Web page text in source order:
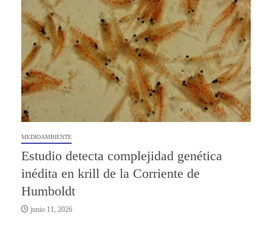
MEDIOAMBIENTE
Estudio detecta complejidad genética
inédita en krill de la Corriente de
Humboldt
junio 11, 2026